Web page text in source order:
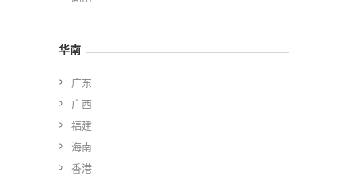
华南
广东
广西
福建
海南
香港